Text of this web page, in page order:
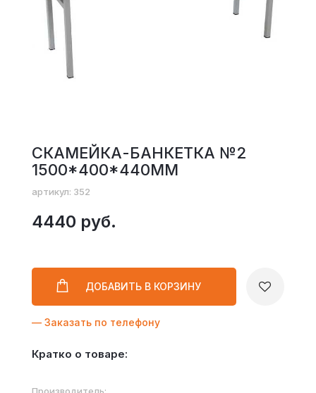
СКАМЕЙКА-БАНКЕТКА №2
1500*400*440ММ
артикул: 352
4440 руб.
ДОБАВИТЬ В КОРЗИНУ
— Заказать по телефону
Кратко о товаре: